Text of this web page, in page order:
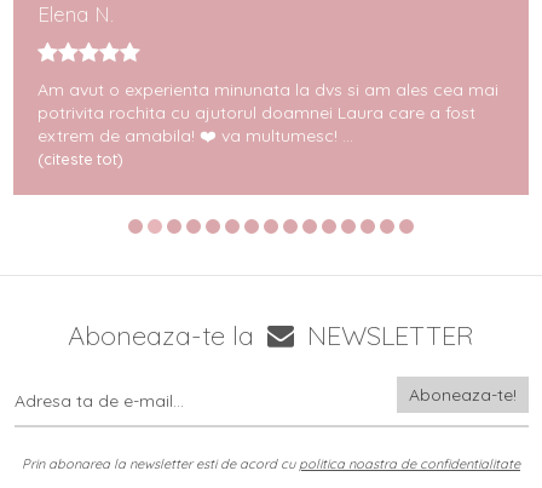
Elena N.
Am avut o experienta minunata la dvs si am ales cea mai
potrivita rochita cu ajutorul doamnei Laura care a fost
extrem de amabila! ❤️ va multumesc! ...
(citeste tot)
Aboneaza-te la NEWSLETTER
Prin abonarea la newsletter esti de acord cu politica noastra de confidentialitate